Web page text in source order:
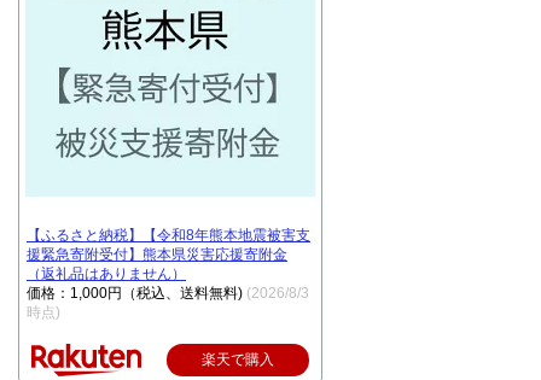
【ふるさと納税】【令和8年熊本地震被害支
援緊急寄附受付】熊本県災害応援寄附金
（返礼品はありません）
価格：1,000円（税込、送料無料) (2026/8/3
時点)
楽天で購入